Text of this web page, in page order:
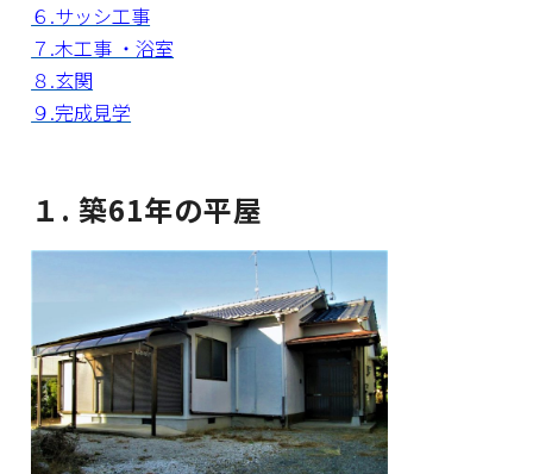
６.サッシ工事
７.木工事 ・浴室
８.玄関
９.完成見学
１. 築61年の平屋